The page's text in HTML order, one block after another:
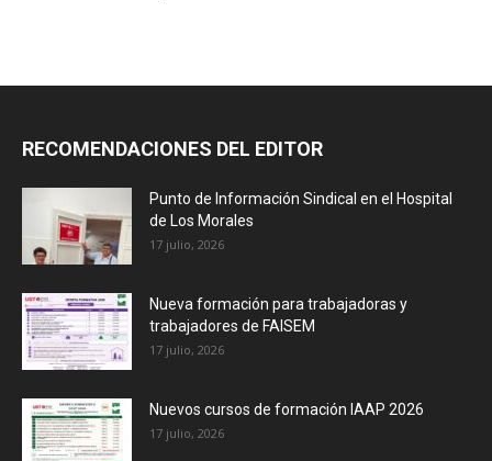
RECOMENDACIONES DEL EDITOR
Punto de Información Sindical en el Hospital
de Los Morales
17 julio, 2026
Nueva formación para trabajadoras y
trabajadores de FAISEM
17 julio, 2026
Nuevos cursos de formación IAAP 2026
17 julio, 2026